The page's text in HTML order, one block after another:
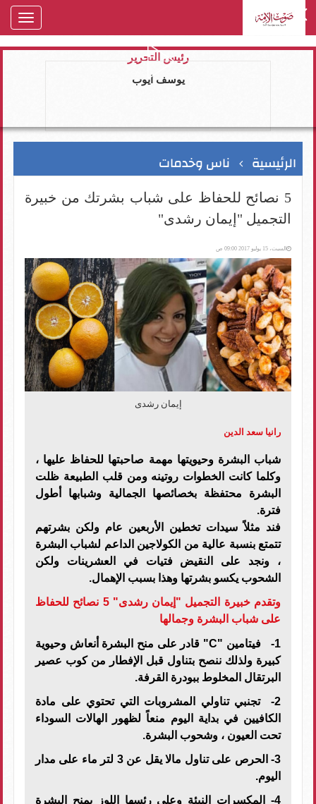
رئيس التحرير
يوسف ايوب
الرئيسية ناس وخدمات
5 نصائح للحفاظ على شباب بشرتك من خبيرة
التجميل "إيمان رشدى"
السبت، 15 يوليو 2017 09:00 ص
إيمان رشدى
رانيا سعد الدين
شباب البشرة وحيويتها مهمة صاحبتها للحفاظ عليها ،
وكلما كانت الخطوات روتينه ومن قلب الطبيعة ظلت
البشرة محتفظة بخصائصها الجمالية وشبابها أطول
فترة.
فند مثلاً سيدات تخطين الأربعين عام ولكن بشرتهم
تتمتع بنسبة عالية من الكولاجين الداعم لشباب البشرة
، ونجد على النقيض فتيات في العشرينات ولكن
الشحوب يكسو بشرتها وهذا بسبب الإهمال.
وتقدم خبيرة التجميل "إيمان رشدى" 5 نصائح للحفاظ
على شباب البشرة وجمالها
1- فيتامين "C" قادر على منح البشرة أنعاش وحيوية
كبيرة ولذلك ننصح بتناول قبل الإفطار من كوب عصير
البرتقال المخلوط ببودرة القرفة.
2- تجنبي تناولي المشروبات التي تحتوي على مادة
الكافيين في بداية اليوم منعاً لظهور الهالات السوداء
تحت العيون ، وشحوب البشرة.
3- الحرص على تناول مالا يقل عن 3 لتر ماء على مدار
اليوم.
4- المكسرات النيئة وعلى رئسها اللوز يمنح البشرة